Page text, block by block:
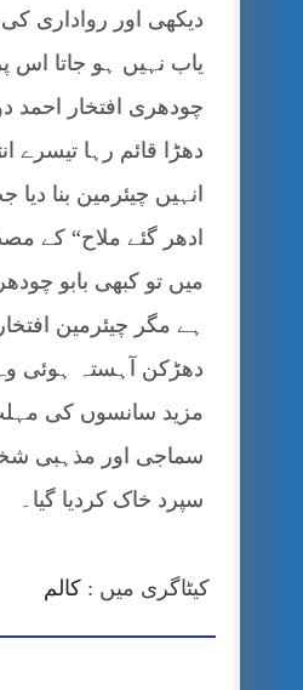
دیکھی اور رواداری
یاب نہیں ہو جاتا اس
چودھری افتخار احمد
دھڑا قائم رہا تیسرے
انہیں چیئرمین بنا
ادھر گئے ملاح“ کے
میں تو کبھی بابو
دھڑکن آہستہ ہوئی
مزید سانسوں کی
سماجی اور مذہبی
سپرد خاک کردیا گیا۔
کیٹاگری میں : کالم